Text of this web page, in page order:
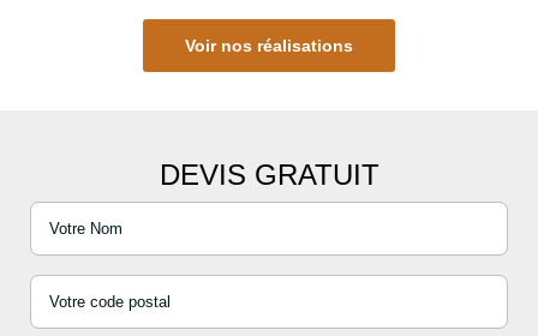
Voir nos réalisations
DEVIS GRATUIT